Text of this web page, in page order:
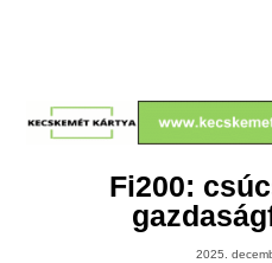
Fi200:
2025.